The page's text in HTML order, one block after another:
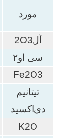
مورد
سی او۲
Fe2O3
تیتانیم
دی‌اکسید
K2O